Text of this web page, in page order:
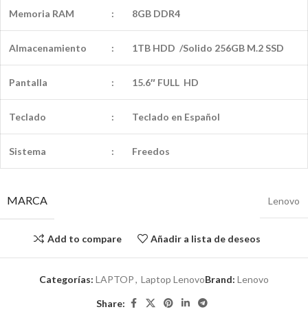
Memoria RAM : 8GB DDR4
Almacenamiento : 1TB HDD /Solido 256GB M.2 SSD
Pantalla : 15.6″ FULL HD
Teclado : Teclado en Español
Sistema : Freedos
MARCA Lenovo
Add to compare Añadir a lista de deseos
Categorías: LAPTOP, Laptop LenovoBrand: Lenovo
Share: